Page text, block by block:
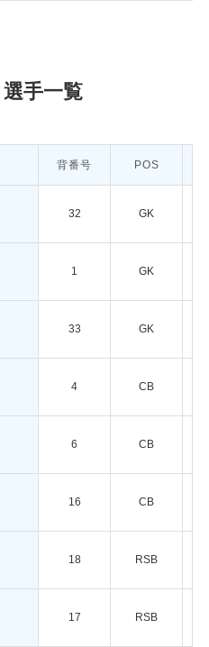
手一覧
背番号 POS
32 GK
1 GK
33 GK
4 CB
6 CB
16 CB
18 RSB
17 RSB